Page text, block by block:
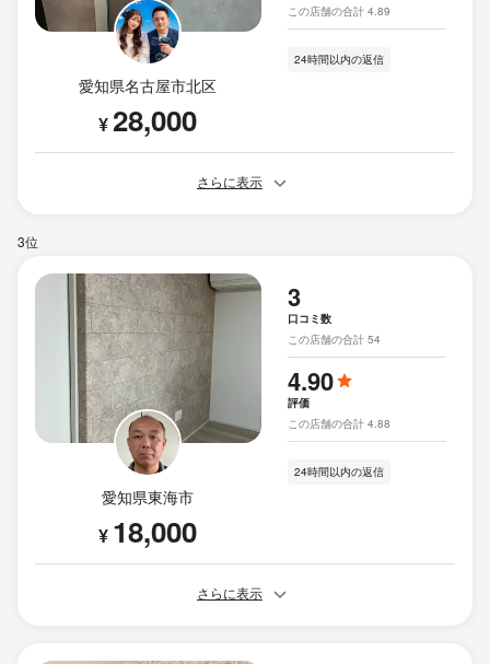
愛知県名古屋市北区
¥28,000
この店舗の合計 4.89
24時間以内の返信
さらに表示
3位
愛知県東海市
¥ 18,000
3
口コミ数
この店舗の合計 54
4.90
評価
この店舗の合計 4.88
24時間以内の返信
さらに表示